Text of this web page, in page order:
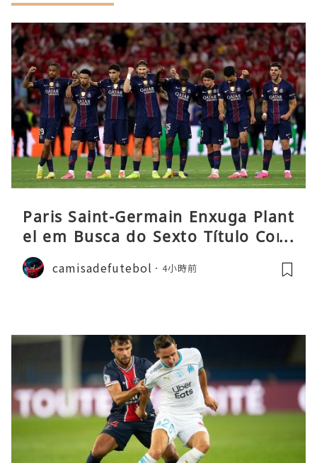
Paris Saint-Germain Enxuga Plant
el em Busca do Sexto Título Cons
ecutivo da Liga
camisadefutebol 4小時前